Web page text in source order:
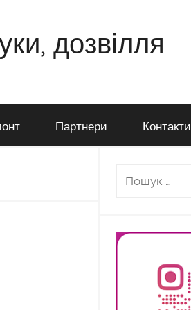
дозвілля
Партнери Контакти
Пошук: